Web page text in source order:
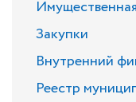
Закупки
Внутренний
Реестр